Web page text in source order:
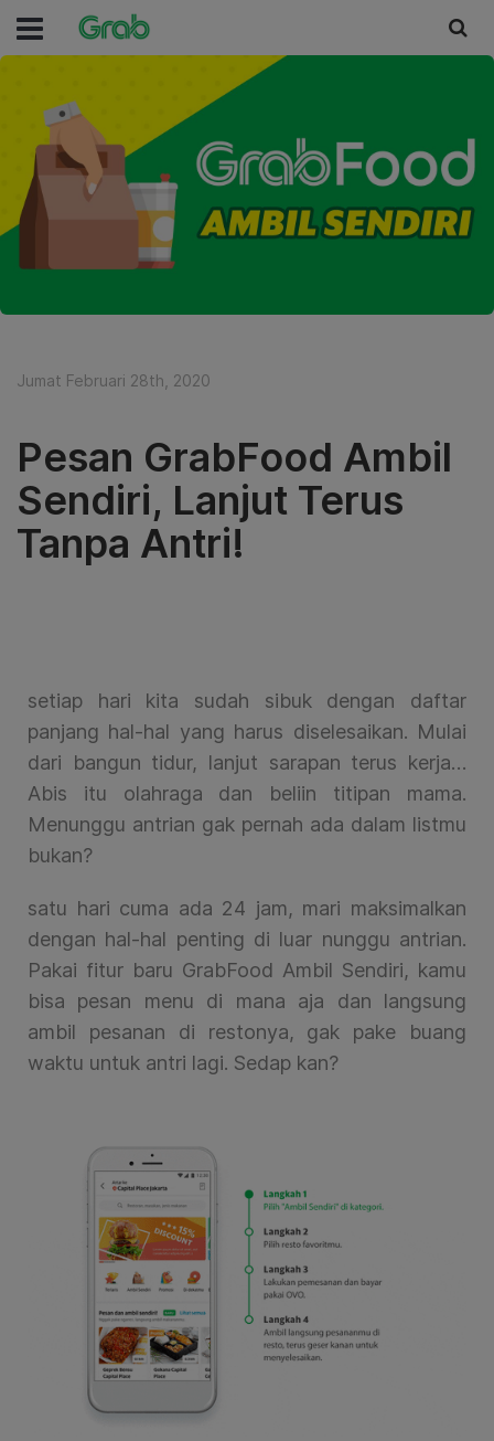
Jumat Februari 28th, 2020
Pesan GrabFood Ambil
Sendiri, Lanjut Terus
Tanpa Antri!
setiap hari kita sudah sibuk dengan daftar
panjang hal-hal yang harus diselesaikan. Mulai
dari bangun tidur, lanjut sarapan terus kerja…
Abis itu olahraga dan beliin titipan mama.
Menunggu antrian gak pernah ada dalam listmu
bukan?
satu hari cuma ada 24 jam, mari maksimalkan
dengan hal-hal penting di luar nunggu antrian.
Pakai fitur baru GrabFood Ambil Sendiri, kamu
bisa pesan menu di mana aja dan langsung
ambil pesanan di restonya, gak pake buang
waktu untuk antri lagi. Sedap kan?